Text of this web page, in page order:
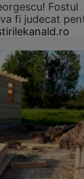
Fostul
fi judecat